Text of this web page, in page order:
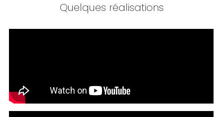
Quelques réalisations